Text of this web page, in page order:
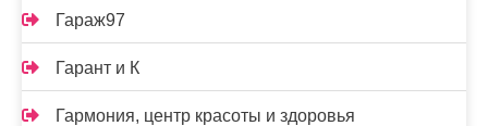
Гараж97
Гарант и К
Гармония, центр красоты и здоровья